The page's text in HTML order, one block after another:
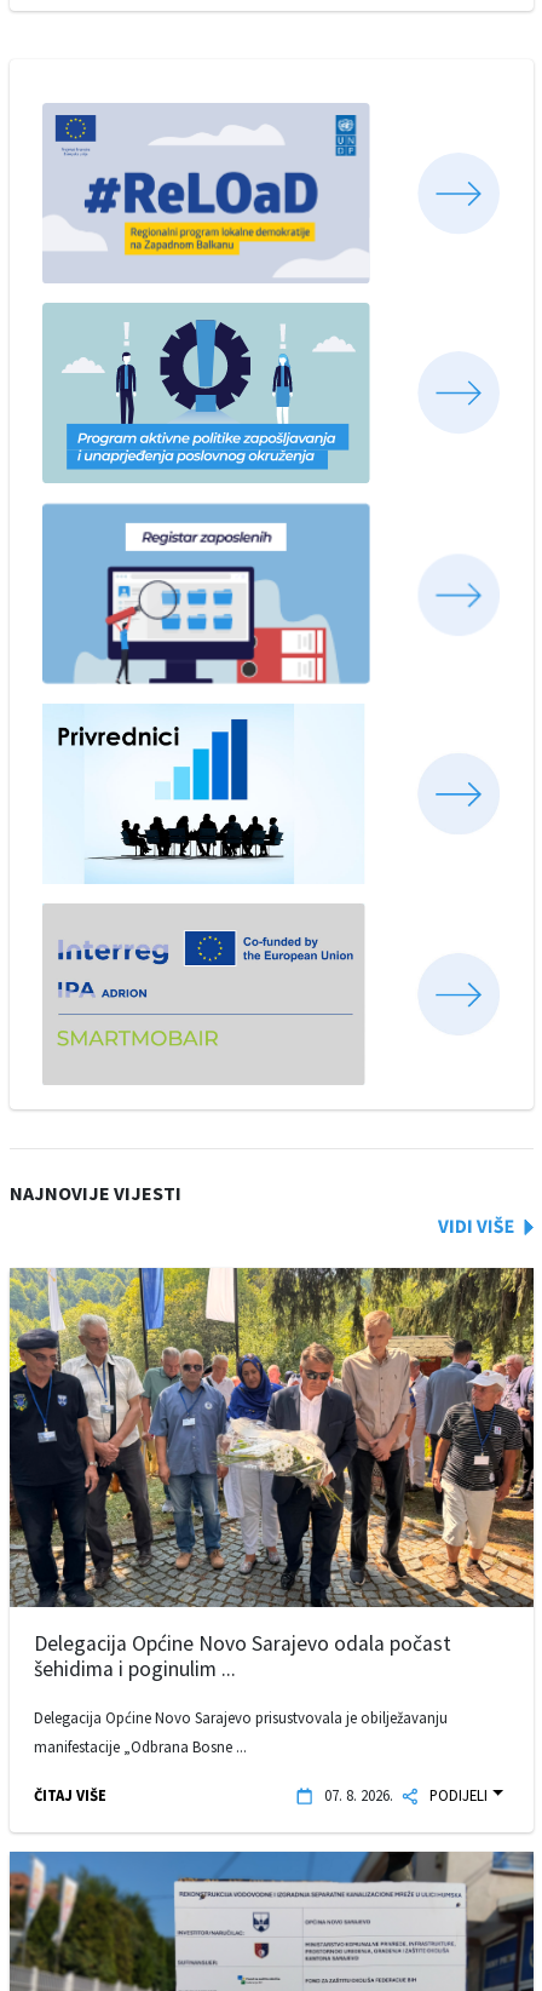
NAJNOVIJE VIJESTI
Delegacija Općine Novo Sarajevo odala počast
šehidima i poginulim ...
Delegacija Općine Novo Sarajevo prisustvovala je obilježavanju
manifestacije „Odbrana Bosne ...
ČITAJ VIŠE 07. 8. 2026. PODIJELI